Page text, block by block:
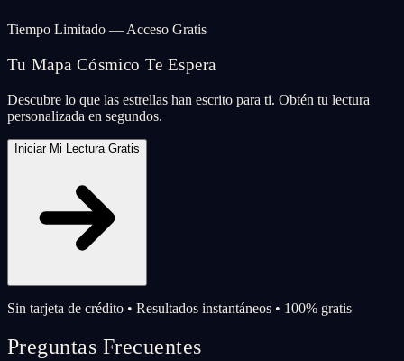
Tiempo Limitado — Acceso Gratis
Tu Mapa Cósmico Te Espera
Descubre lo que las estrellas han escrito para ti. Obtén tu lectura
personalizada en segundos.
Iniciar Mi Lectura Gratis
Sin tarjeta de crédito • Resultados instantáneos • 100% gratis
Preguntas Frecuentes